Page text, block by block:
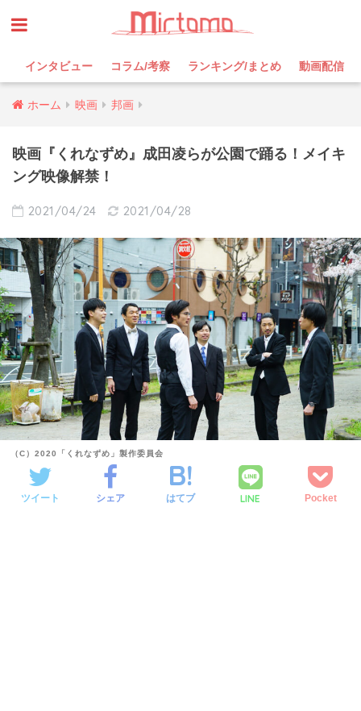
インタビュー コラム/考察 ランキング/まとめ 動画配信
ホーム 映画 邦画
映画『くれなずめ』成田凌らが公園で踊る！メイキ
ング映像解禁！
2021/04/24 2021/04/28
（C）2020「くれなずめ」製作委員会
ツイート シェア はてブ LINE Pocket